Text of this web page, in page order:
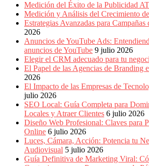
Radio,
Creatividad,
SEM,
Press,
RRPP,
Comerciales,
Periodismo,
Revistas,
Magazines
BTL,
Periódicos
Medición del Éxito de la Publicidad
Medición y Análisis del Crecimiento
Estrategias Avanzadas para Campañas
2026
Anuncios de YouTube Ads:
anuncios de YouTube 9 julio 2026
Elegir el CRM adecuado para tu
El Papel de las Agencias de Branding
2026
El Impacto de las Empresas de
julio 2026
SEO Local: Guía Completa para
Locales y Atraer Clientes 6 julio 2026
Diseño Web Profesional: Claves para
Online 6 julio 2026
Luces, Cámara, Acción: Potencia tu
Audiovisual 5 julio 2026
Guía Definitiva de Marketing Viral: